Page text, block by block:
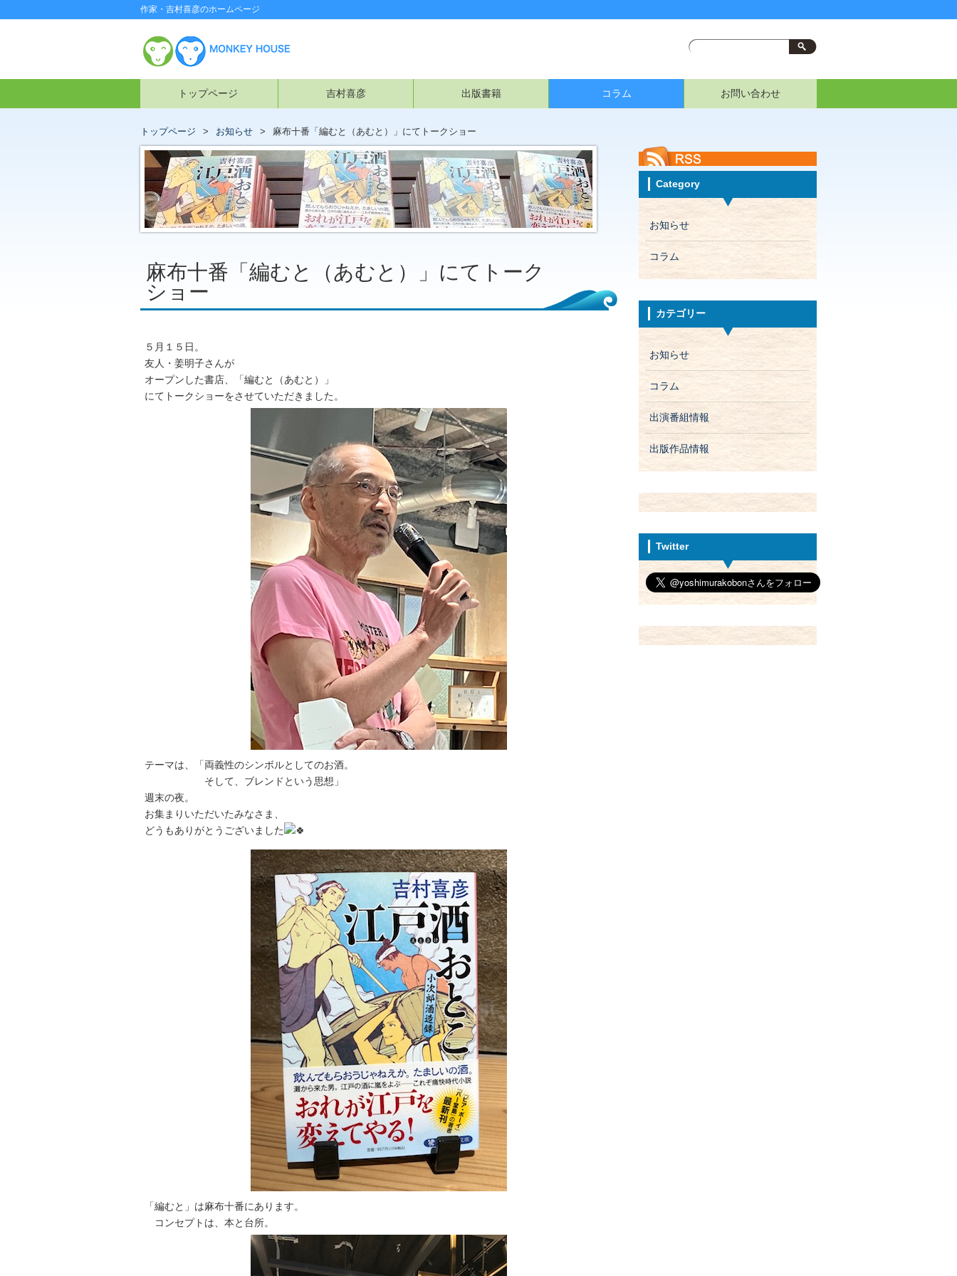
作家・吉村喜彦のホームページ
トップページ 吉村喜彦 出版書籍 コラム お問い合わせ
トップページ お知らせ 麻布十番「編むと（あむと）」にてトークショー
麻布十番「編むと（あむと）」にてトーク
ショー
５月１５日。
友人・姜明子さんが
オープンした書店、「編むと（あむと）」
にてトークショーをさせていただきました。
テーマは、「両義性のシンボルとしてのお酒。
そして、ブレンドという思想」
週末の夜。
お集まりいただいたみなさま、
どうもありがとうございました
「編むと」は麻布十番にあります。
コンセプトは、本と台所。
Category
お知らせ
コラム
カテゴリー
お知らせ
コラム
出演番組情報
出版作品情報
Twitter